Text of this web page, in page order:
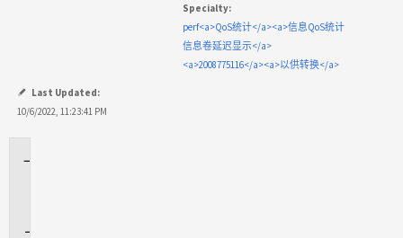
Specialty:
perf<a>QoS统计</a><a>信息QoS统计
信息卷延迟显示</a>
<a>2008775116</a><a>以供转换</a>
Last Updated:
10/6/2022, 11:23:41 PM